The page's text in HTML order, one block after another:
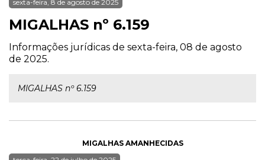
sexta-feira, 8 de agosto de 2025
MIGALHAS nº 6.159
Informações jurídicas de sexta-feira, 08 de agosto
de 2025.
MIGALHAS nº 6.159
MIGALHAS AMANHECIDAS